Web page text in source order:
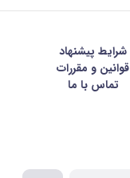
شرايط پيشنهاد
قوانین و مقررات
تماس با ما